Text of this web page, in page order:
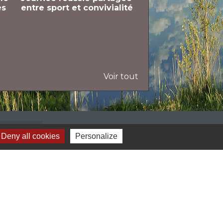
entre sport et convivialité
un concert
Voir tout
Deny all cookies Personalize